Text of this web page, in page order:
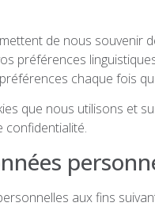
de nous souvenir
préférences
chaque fois
que nous utilisons et
confidentialité.
aux fins